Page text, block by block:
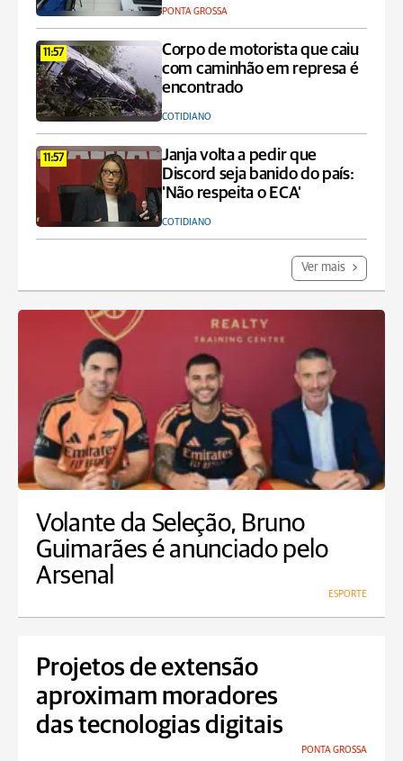
PONTA GROSSA
11:57
Corpo de motorista que caiu
com caminhão em represa é
encontrado
COTIDIANO
11:57
Janja volta a pedir que
Discord seja banido do país:
'Não respeita o ECA'
COTIDIANO
Ver mais
Volante da Seleção, Bruno
Guimarães é anunciado pelo
Arsenal
ESPORTE
Projetos de extensão
aproximam moradores
das tecnologias digitais
PONTA GROSSA